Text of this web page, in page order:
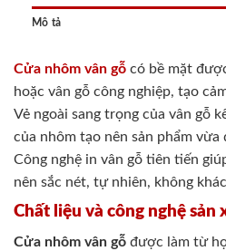
Mô tả
Cửa nhôm vân gỗ có bề mặt
hoặc vân gỗ công nghiệp, tạo
Vẻ ngoài sang trọng của vân gỗ
của nhôm tạo nên sản phẩm vừa
Công nghệ in vân gỗ tiên tiến
nên sắc nét, tự nhiên, không
Chất liệu và công nghệ sản
Cửa nhôm vân gỗ được làm từ